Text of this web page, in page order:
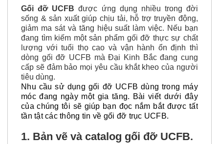
Gối đỡ UCFB được ứng dụng nhiều trong đời
sống & sản xuất giúp chịu tải, hỗ trợ truyền động,
giảm ma sát và tăng hiệu suất làm việc. Nếu bạn
đang tìm kiếm một sản phẩm gối đỡ thực sự chất
lượng với tuổi thọ cao và vận hành ổn định thì
dòng gối đỡ UCFB mà Đại Kinh Bắc đang cung
cấp sẽ đảm bảo mọi yêu cầu khắt kheo của người
tiêu dùng.
Nhu cầu sử dụng gối đỡ UCFB dùng trong máy
móc đang ngày một gia tăng. Bài viết dưới đây
của chúng tôi sẽ giúp bạn đọc nắm bắt được tất
tần tật các thông tin về gối đỡ trục UCFB.
1. Bản vẽ và catalog gối đỡ UCFB.